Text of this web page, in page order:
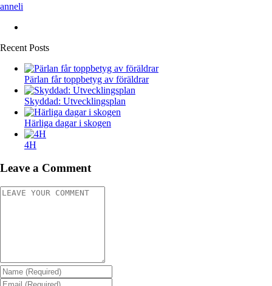
anneli
Recent Posts
Pärlan får toppbetyg av föräldrar
Skyddad: Utvecklingsplan
Härliga dagar i skogen
4H
Leave a Comment